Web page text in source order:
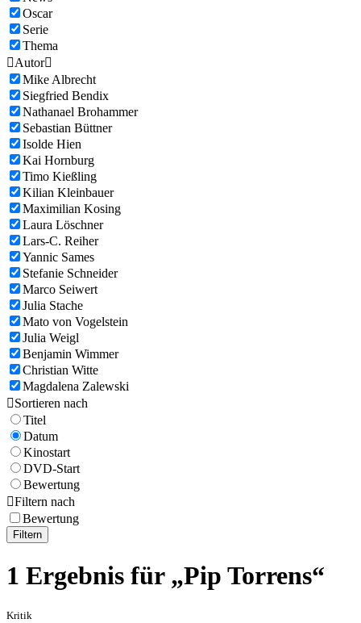
Oscar
Serie
Thema
Autor
Mike Albrecht
Siegfried Bendix
Nathanael Brohammer
Sebastian Büttner
Isolde Hien
Kai Hornburg
Timo Kießling
Kilian Kleinbauer
Maximilian Kosing
Laura Löschner
Lars-C. Reiher
Yannic Sames
Stefanie Schneider
Marco Seiwert
Julia Stache
Mato von Vogelstein
Julia Weigl
Benjamin Wimmer
Christian Witte
Magdalena Zalewski
Sortieren nach
Titel
Datum
Kinostart
DVD-Start
Bewertung
Filtern nach
Bewertung
Filtern
1 Ergebnis für „Pip Torrens“
Kritik